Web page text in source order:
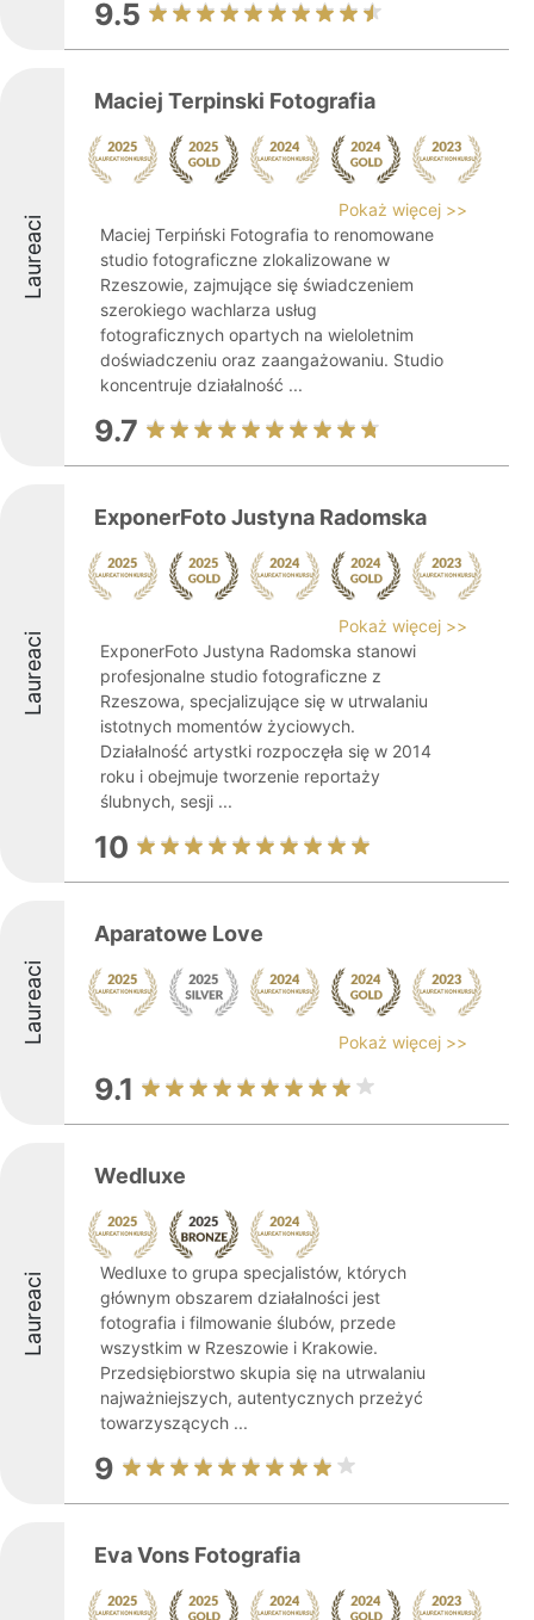
9.5
Laureaci
Maciej Terpinski Fotografia
Pokaż więcej >>
Maciej Terpiński Fotografia to renomowane
studio fotograficzne zlokalizowane w
Rzeszowie, zajmujące się świadczeniem
szerokiego wachlarza usług
fotograficznych opartych na wieloletnim
doświadczeniu oraz zaangażowaniu. Studio
koncentruje działalność ...
9.7
Laureaci
ExponerFoto Justyna Radomska
Pokaż więcej >>
ExponerFoto Justyna Radomska stanowi
profesjonalne studio fotograficzne z
Rzeszowa, specjalizujące się w utrwalaniu
istotnych momentów życiowych.
Działalność artystki rozpoczęła się w 2014
roku i obejmuje tworzenie reportaży
ślubnych, sesji ...
10
Laureaci
Aparatowe Love
Pokaż więcej >>
9.1
Laureaci
Wedluxe
Wedluxe to grupa specjalistów, których
głównym obszarem działalności jest
fotografia i filmowanie ślubów, przede
wszystkim w Rzeszowie i Krakowie.
Przedsiębiorstwo skupia się na utrwalaniu
najważniejszych, autentycznych przeżyć
towarzyszących ...
9
Eva Vons Fotografia